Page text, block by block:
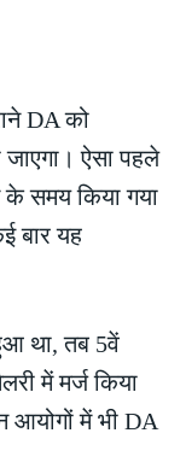
DA को
जाएगा। ऐसा पहले
समय किया गया
बार यह
था, तब 5वें
में मर्ज किया
आयोगों में भी DA